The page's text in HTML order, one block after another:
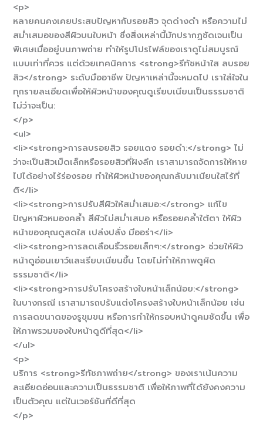
<p>
หลายคนคงเคยประสบปัญหากับรอยสิว จุดด่างดำ หรือความไม่
สม่ำเสมอของสีผิวบนใบหน้า ซึ่งสิ่งเหล่านี้มักปรากฏชัดเจนเป็น
พิเศษเมื่ออยู่บนภาพถ่าย ทำให้รูปโปรไฟล์ของเราดูไม่สมบูรณ์
แบบเท่าที่ควร แต่ด้วยเทคนิคการ <strong>รีทัชหน้าใส ลบรอย
สิว</strong> ระดับมืออาชีพ ปัญหาเหล่านี้จะหมดไป เราใส่ใจใน
ทุกรายละเอียดเพื่อให้ผิวหน้าของคุณดูเรียบเนียนเป็นธรรมชาติ
ไม่ว่าจะเป็น:
</p>
<ul>
<li><strong>การลบรอยสิว รอยแดง รอยดำ:</strong> ไม่
ว่าจะเป็นสิวเม็ดเล็กหรือรอยสิวที่ฝังลึก เราสามารถจัดการให้หาย
ไปได้อย่างไร้ร่องรอย ทำให้ผิวหน้าของคุณกลับมาเนียนใสไร้ที่
ติ</li>
<li><strong>การปรับสีผิวให้สม่ำเสมอ:</strong> แก้ไข
ปัญหาผิวหมองคล้ำ สีผิวไม่สม่ำเสมอ หรือรอยคล้ำใต้ตา ให้ผิว
หน้าของคุณดูสดใส เปล่งปลั่ง มีออร่า</li>
<li><strong>การลดเลือนริ้วรอยเล็กๆ:</strong> ช่วยให้ผิว
หน้าดูอ่อนเยาว์และเรียบเนียนขึ้น โดยไม่ทำให้ภาพดูผิด
ธรรมชาติ</li>
<li><strong>การปรับโครงสร้างใบหน้าเล็กน้อย:</strong>
ในบางกรณี เราสามารถปรับแต่งโครงสร้างใบหน้าเล็กน้อย เช่น
การลดขนาดของรูขุมขน หรือการทำให้กรอบหน้าดูคมชัดขึ้น เพื่อ
ให้ภาพรวมของใบหน้าดูดีที่สุด</li>
</ul>
<p>
บริการ <strong>รีทัชภาพถ่าย</strong> ของเราเน้นความ
ละเอียดอ่อนและความเป็นธรรมชาติ เพื่อให้ภาพที่ได้ยังคงความ
เป็นตัวคุณ แต่ในเวอร์ชันที่ดีที่สุด
</p>